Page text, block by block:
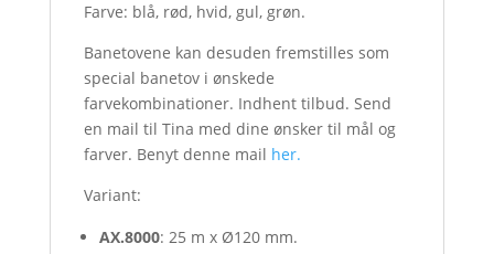
Farve: blå, rød, hvid, gul, grøn.
Banetovene kan desuden fremstilles som
special banetov i ønskede
farvekombinationer. Indhent tilbud. Send
en mail til Tina med dine ønsker til mål og
farver. Benyt denne mail her.
Variant:
AX.8000: 25 m x Ø120 mm.